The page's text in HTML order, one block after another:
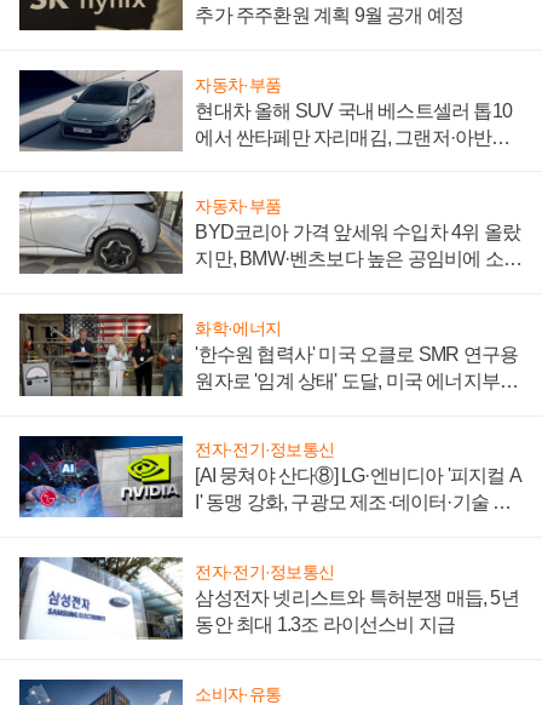
추가 주주환원 계획 9월 공개 예정
자동차·부품
현대차 올해 SUV 국내 베스트셀러 톱10
에서 싼타페만 자리매김, 그랜저·아반떼
자동차·부품
BYD코리아 가격 앞세워 수입차 4위 올랐
지만, BMW·벤츠보다 높은 공임비에 소비
화학·에너지
'한수원 협력사' 미국 오클로 SMR 연구용
원자로 '임계 상태' 도달, 미국 에너지부
전자·전기·정보통신
[AI 뭉쳐야 산다⑧] LG·엔비디아 '피지컬 A
I' 동맹 강화, 구광모 제조·데이터·기술 결
전자·전기·정보통신
삼성전자 넷리스트와 특허분쟁 매듭, 5년
동안 최대 1.3조 라이선스비 지급
소비자·유통